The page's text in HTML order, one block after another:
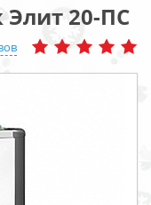
Элит 20-ПС